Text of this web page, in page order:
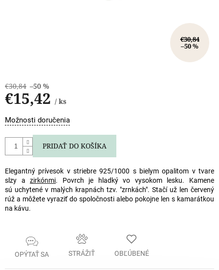
€30,84
–50 %
€30,84 –50 %
€15,42 / ks
Jednotková
cena:
Možnosti doručenia
PRIDAŤ DO KOŠÍKA
Elegantný prívesok v striebre 925/1000 s bielym opalitom v tvare
slzy azirkónmi. Povrch je hladký vo vysokom lesku. Kamene
sú uchytené v malých krapnách tzv. "zrnkách". Stačí už len červený
rúž a môžete vyraziť do spoločnosti alebo pokojne len s kamarátkou
na kávu.
OPÝTAŤ SA STRÁŽIŤ OBĽÚBENÉ